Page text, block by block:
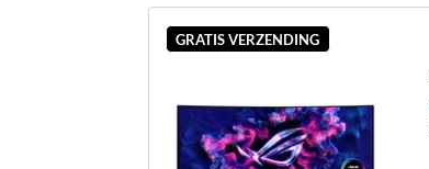
GRATIS VERZENDING